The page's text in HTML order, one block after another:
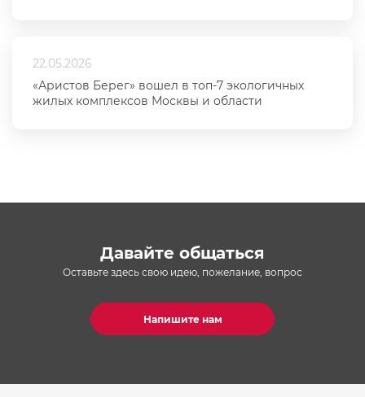
22.05.2026
«Аристов Берег» вошел в топ-7 экологичных
жилых комплексов Москвы и области
Давайте общаться
Оставьте здесь свою идею, пожелание, вопрос
Напишите нам